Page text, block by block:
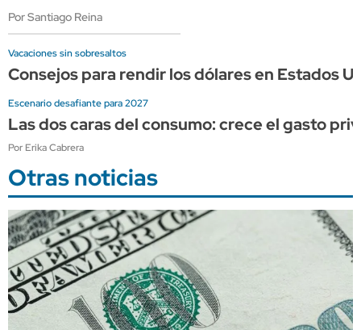
Por Santiago Reina
Vacaciones sin sobresaltos
Consejos para rendir los dólares en Estados
Escenario desafiante para 2027
Las dos caras del consumo: crece el gasto
Por Erika Cabrera
Otras noticias